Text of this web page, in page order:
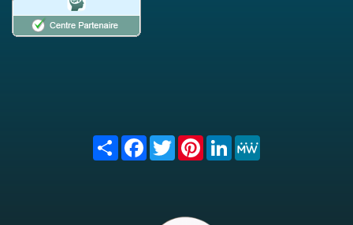
Share FacebookTwitterPinterest
LinkedIn